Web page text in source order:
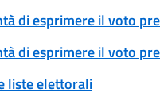
di esprimere il voto
di esprimere il voto
liste elettorali